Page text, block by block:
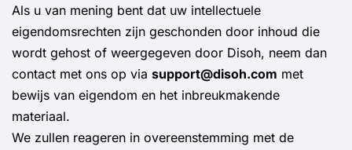
Als u van mening bent dat uw intellectuele
eigendomsrechten zijn geschonden door inhoud die
wordt gehost of weergegeven door Disoh, neem dan
contact met ons op via support@disoh.com met
bewijs van eigendom en het inbreukmakende
materiaal.
We zullen reageren in overeenstemming met de